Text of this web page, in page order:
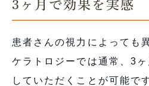
3ヶ月で効果を実感
患者さんの視力によっても
ケラトロジーでは通常、3
していただくことが可能で